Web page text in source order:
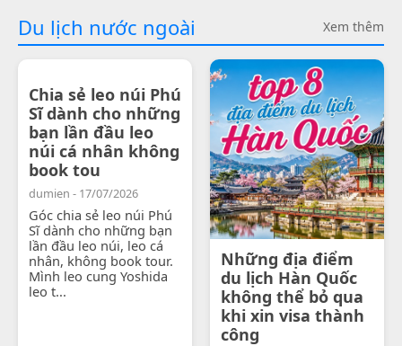
Du lịch nước ngoài Xem thêm
Chia sẻ leo núi Phú
Sĩ dành cho những
bạn lần đầu leo
núi cá nhân không
book tou
dumien - 17/07/2026
Góc chia sẻ leo núi Phú
Sĩ dành cho những bạn
lần đầu leo núi, leo cá
nhân, không book tour.
Mình leo cung Yoshida
leo t...
Những địa điểm
du lịch Hàn Quốc
không thể bỏ qua
khi xin visa thành
công